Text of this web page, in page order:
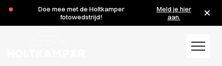
Doe mee met de Holtkamper
fotowedstrijd!
Meld je hier
aan.
Tijdens de zomervakantie zijn wij op de maandagen 3 en 10
augustus gesloten.